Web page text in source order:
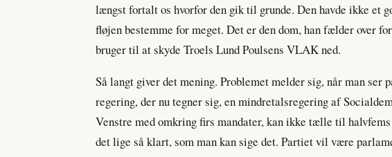
længst fortalt os hvorfor den gik til grunde. Den havde ikke et
fløjen bestemme for meget. Det er den dom, han fælder over
bruger til at skyde Troels Lund Poulsens VLAK ned.
Så langt giver det mening. Problemet melder sig, når man ser
regering, der nu tegner sig, en mindretalsregering af
Venstre med omkring firs mandater, kan ikke tælle til
det lige så klart, som man kan sige det. Partiet vil være